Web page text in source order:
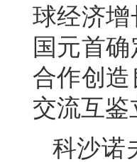
球经济
国元首
合作创
交流互鉴
科沙诺